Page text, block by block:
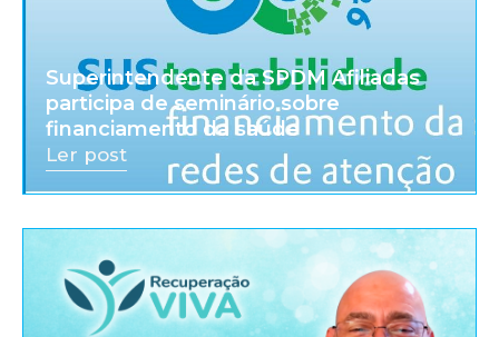
Superintendente da SPDM Afiliadas
participa de seminário sobre
financiamento da saúde
Ler post